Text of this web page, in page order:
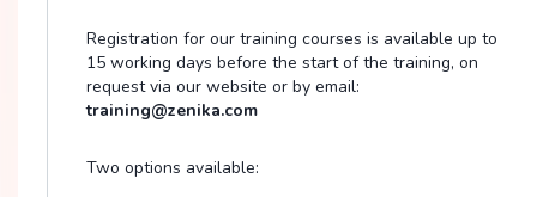
Registration for our training courses is available up to
15 working days before the start of the training, on
request via our website or by email:
training@zenika.com
Two options available: